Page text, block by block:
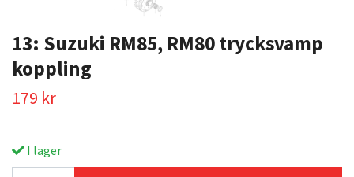
13: Suzuki RM85, RM80 trycksvamp
koppling
179 kr
I lager